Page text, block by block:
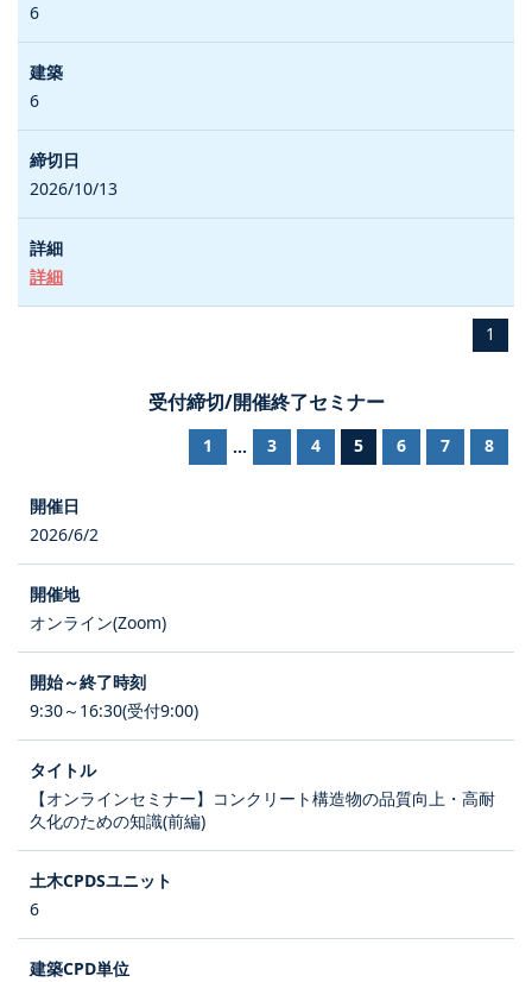
6
6
2026/10/13
詳細
1
受付締切/開催終了セミナー
1 ... 3 4 5 6 7 8
2026/6/2
オンライン(Zoom)
9:30～16:30(受付9:00)
【オンラインセミナー】コンクリート構造物の品質向上・高耐
久化のための知識(前編)
6